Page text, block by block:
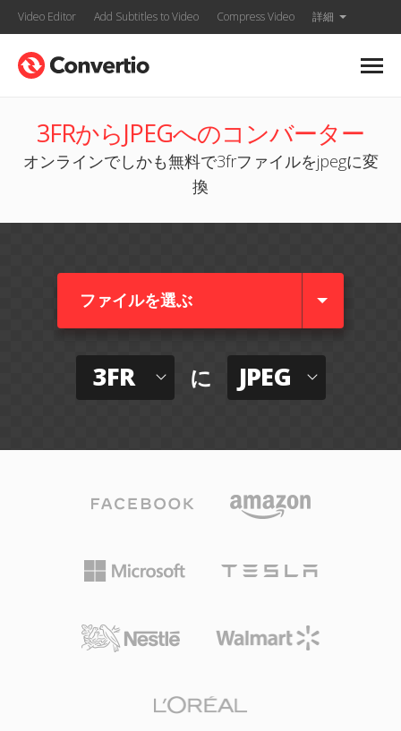
Video Editor Add Subtitles to Video Compress Video 詳細
3FRからJPEGへのコンバーター
オンラインでしかも無料で3frファイルをjpegに変
換
ファイルを選ぶ
3FR に JPEG